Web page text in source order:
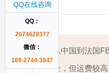
从中国到法国
全，但运费较
QQ在线咨询
QQ：
2674628377
微信：
189-2744-3847